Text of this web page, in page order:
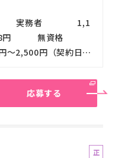
円 実務者 1,1
円 無資格
～2,500円（契約日…
応募する
正